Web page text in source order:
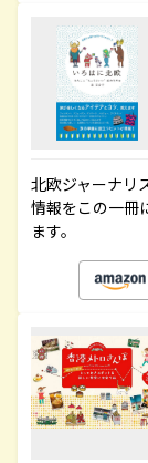
北欧ジャーナリ
情報をこの一冊
ます。